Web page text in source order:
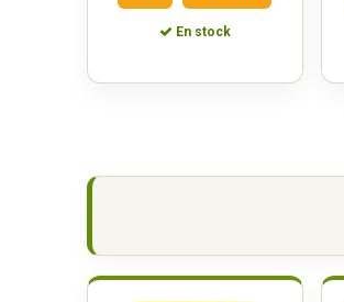
En stock